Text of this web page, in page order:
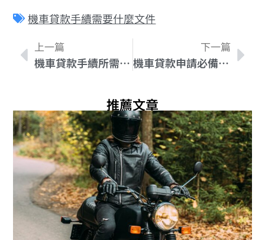
機車貸款手續需要什麼文件
上一篇
機車貸款手續所需文件全攻略
下一篇
機車貸款申請必備文件介紹 – 全面解析手續要求！
推薦文章